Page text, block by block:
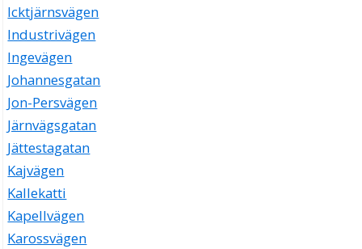
Icktjärnsvägen
Industrivägen
Ingevägen
Johannesgatan
Jon-Persvägen
Järnvägsgatan
Jättestagatan
Kajvägen
Kallekatti
Kapellvägen
Karossvägen